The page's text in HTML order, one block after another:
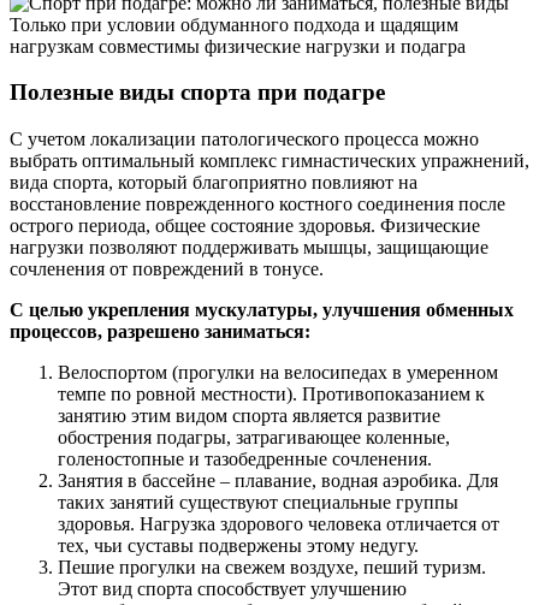
Только при условии обдуманного подхода и щадящим
нагрузкам совместимы физические нагрузки и подагра
Полезные виды спорта при подагре
С учетом локализации патологического процесса можно
выбрать оптимальный комплекс гимнастических упражнений,
вида спорта, который благоприятно повлияют на
восстановление поврежденного костного соединения после
острого периода, общее состояние здоровья. Физические
нагрузки позволяют поддерживать мышцы, защищающие
сочленения от повреждений в тонусе.
С целью укрепления мускулатуры, улучшения обменных
процессов, разрешено заниматься:
Велоспортом (прогулки на велосипедах в умеренном
темпе по ровной местности). Противопоказанием к
занятию этим видом спорта является развитие
обострения подагры, затрагивающее коленные,
голеностопные и тазобедренные сочленения.
Занятия в бассейне – плавание, водная аэробика. Для
таких занятий существуют специальные группы
здоровья. Нагрузка здорового человека отличается от
тех, чьи суставы подвержены этому недугу.
Пешие прогулки на свежем воздухе, пеший туризм.
Этот вид спорта способствует улучшению